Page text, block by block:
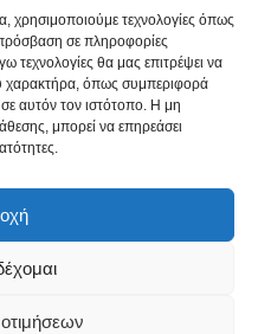
χρησιμοποιούμε τεχνολογίες όπως
σε πληροφορίες
τεχνολογίες θα μας επιτρέψει να
χαρακτήρα, όπως συμπεριφορά
αυτόν τον ιστότοπο. Η μη
μπορεί να επηρεάσει
από το Αιτωλικό
και ενημερώνει.
ΜΑΣ